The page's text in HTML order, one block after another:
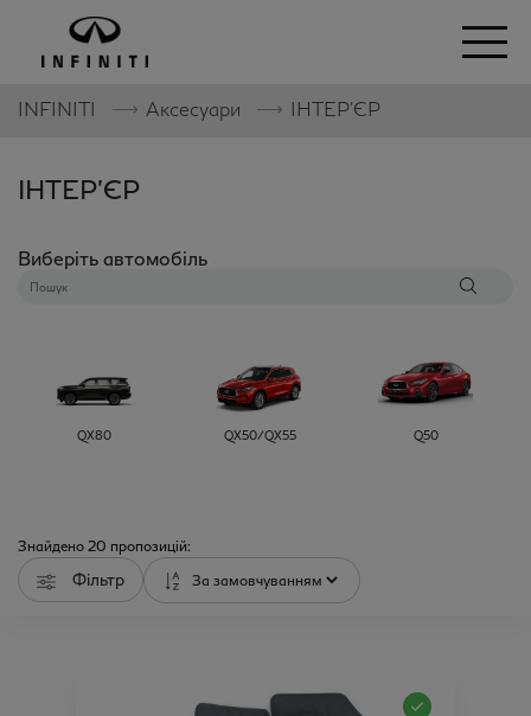
INFINITI ⟶ Аксесуари ⟶ ІНТЕР'ЄР
ІНТЕР'ЄР
Виберіть автомобіль
QX80 QX50/QX55 Q50
Знайдено 20 пропозицій:
Фільтр